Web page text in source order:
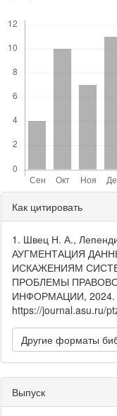
Детали
статьи
Как цитировать
1. Швец Н. А.,
АУГМЕНТАЦИЯ
ИСКАЖЕНИЯМ
ПРОБЛЕМЫ
ИНФОРМАЦИИ, 2024.
https://journal.asu.ru/
Другие форматы
Выпуск